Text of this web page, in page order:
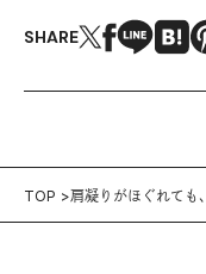
SHARE
TOP
肩凝りがほぐれても